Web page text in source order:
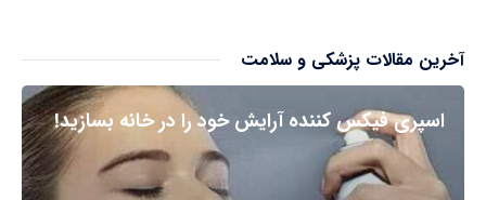
آخرین مقالات پزشکی و سلامت
اسپری فیکس کننده آرایش خود را در خانه بسازید!